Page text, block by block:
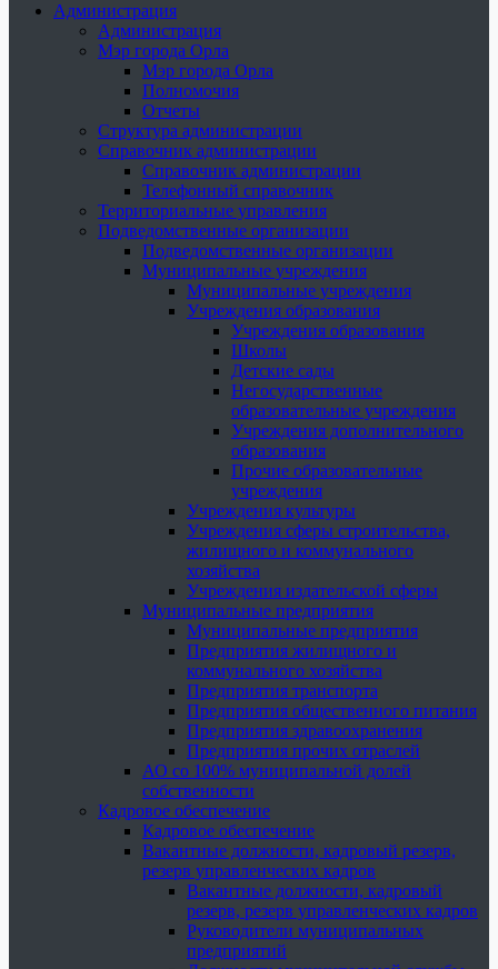
Администрация
Администрация
Мэр города Орла
Мэр города Орла
Полномочия
Отчеты
Структура администрации
Справочник администрации
Справочник администрации
Телефонный справочник
Территориальные управления
Подведомственные организации
Подведомственные организации
Муниципальные учреждения
Муниципальные учреждения
Учреждения образования
Учреждения образования
Школы
Детские сады
Негосударственные
образовательные учреждения
Учреждения дополнительного
образования
Прочие образовательные
учреждения
Учреждения культуры
Учреждения сферы строительства,
жилищного и коммунального
хозяйства
Учреждения издательской сферы
Муниципальные предприятия
Муниципальные предприятия
Предприятия жилищного и
коммунального хозяйства
Предприятия транспорта
Предприятия общественного питания
Предприятия здравоохранения
Предприятия прочих отраслей
АО со 100% муниципальной долей
собственности
Кадровое обеспечение
Кадровое обеспечение
Вакантные должности, кадровый резерв,
резерв управленческих кадров
Вакантные должности, кадровый
резерв, резерв управленческих кадров
Руководители муниципальных
предприятий